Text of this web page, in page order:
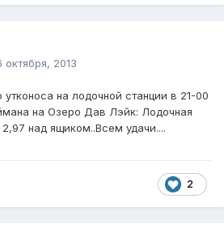
октября, 2013
на лодочной станции в 21-00
на Озеро Дав Лэйк: Лодочная
над ящиком..Всем удачи....
2